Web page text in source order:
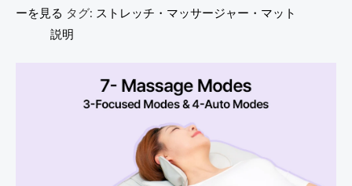
ーを見る タグ: ストレッチ・マッサージャー・マット
説明